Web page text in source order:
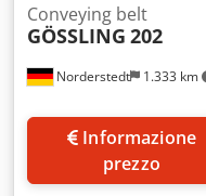
Norderstedt 1.333 km
Conveying belt
GÖSSLING 202
prezzo